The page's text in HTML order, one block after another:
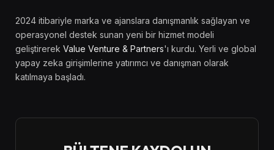
2024 itibariyle marka ve ajanslara danışmanlık sağlayan ve
operasyonel destek sunan yeni bir hizmet modeli
geliştirerek Value Venture & Partners'ı kurdu. Yerli ve global
yapay zeka girişimlerine yatırımcı ve danışman olarak
katılmaya başladı.